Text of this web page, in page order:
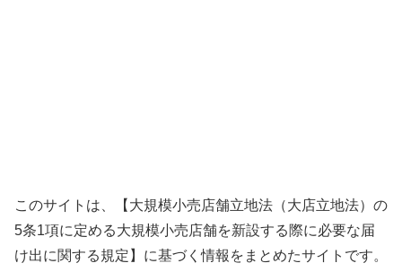
このサイトは、【大規模小売店舗立地法（大店立地法）の
5条1項に定める大規模小売店舗を新設する際に必要な届
け出に関する規定】に基づく情報をまとめたサイトです。